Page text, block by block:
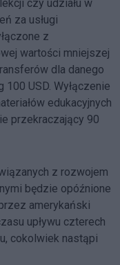
czy udziału w
za usługi
z
wartości mniejszej
dla danego
USD. Wyłączenie
edukacyjnych
przekraczający 90
z rozwojem
będzie opóźnione
amerykański
upływu czterech
cokolwiek nastąpi